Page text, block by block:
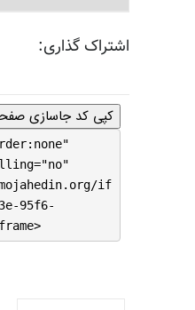
اشتراک گذاری:
کپی کد جاسازی
if
95f6-